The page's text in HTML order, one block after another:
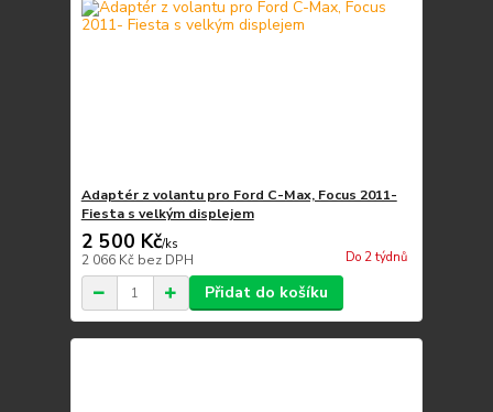
Adaptér z volantu pro Ford C-Max, Focus 2011-
Fiesta s velkým displejem
2 500 Kč/ks
2 066 Kč bez DPH Do 2 týdnů
Přidat do košíku